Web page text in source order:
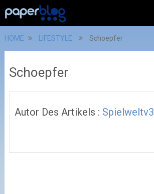
HOME LIFESTYLE Schoepfer
Schoepfer
Autor Des Artikels : Spielweltv3